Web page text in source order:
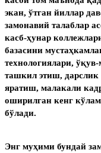
экан, ўтган йиллар
замонавий талаблар
касб-ҳунар
базасини
технологиялари,
ташкил этиш, дарслик
яратиш, малакали
оширилган кенг
бўлади.
Энг муҳими бундай